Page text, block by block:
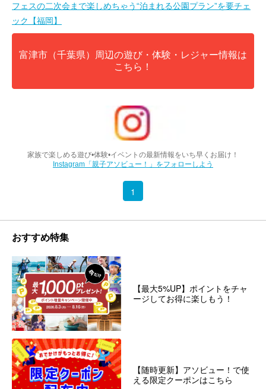
フェスの二次会まで楽しめちゃう“泊まれる公園プラン”を要チェ
ック【福岡】
富津市（千葉県）周辺の遊び・体験・レジャー情報は
こちら！
家族で楽しめる遊び•体験•イベントの最新情報をいち早くお届け！
Instagram「親子アソビュー！」をフォローしよう
1
おすすめ特集
【最大5%UP】ポイントをチャ
ージしてお得に楽しもう！
【随時更新】アソビュー！で使
える限定クーポンはこちら